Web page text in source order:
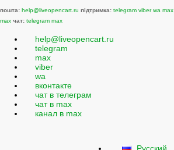
пошта: help@liveopencart.ru підтримка: telegram viber wa max
max чат: telegram max
help@liveopencart.ru
telegram
max
viber
wa
вконтакте
чат в телеграм
чат в max
канал в max